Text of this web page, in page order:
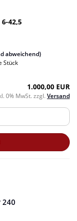
42,5
abweichend)
Stück
1.000,00 EUR
0% MwSt. zzgl. Versand